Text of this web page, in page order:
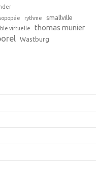
rythme smallville
virtuelle thomas munier
Wastburg